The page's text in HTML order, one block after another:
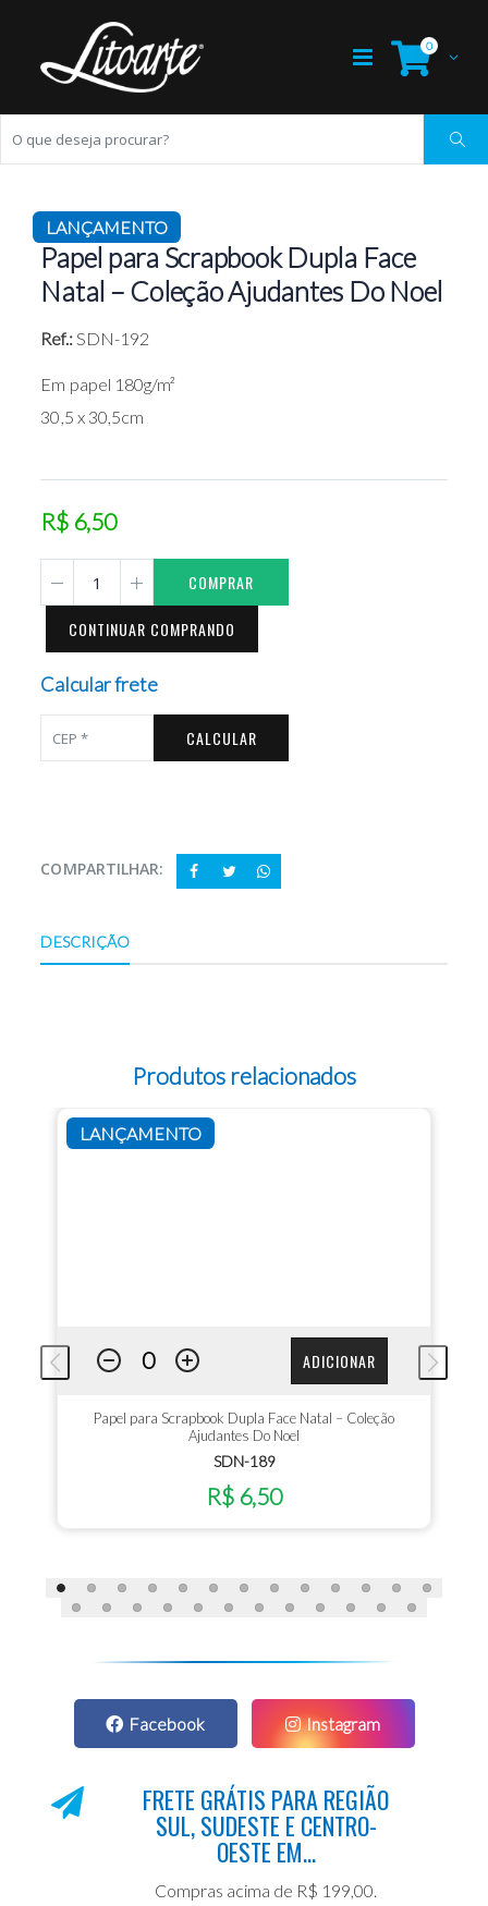
0
LANÇAMENTO
Papel para Scrapbook Dupla Face
Natal – Coleção Ajudantes Do Noel
Ref.:SDN-192
Em papel 180g/m²
30,5 x 30,5cm
R$ 6,50
COMPRAR
CONTINUAR COMPRANDO
Calcular frete
CALCULAR
COMPARTILHAR:
DESCRIÇÃO
Produtos relacionados
LANÇAMENTO
ADICIONAR
Papel para Scrapbook Dupla Face Natal – Coleção
Ajudantes Do Noel
SDN-189
R$ 6,50
Facebook Instagram
FRETE GRÁTIS PARA REGIÃO
SUL, SUDESTE E CENTRO-
OESTE EM...
Compras acima de R$ 199,00.